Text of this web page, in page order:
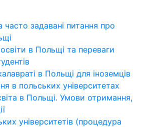
часто задавані питання про
в Польщі та переваги
в Польщі для іноземців
в польських університетах
в Польщі. Умови отримання,
університетів (процедура